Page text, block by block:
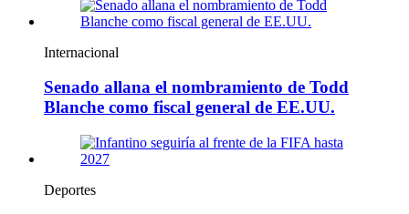
Internacional
Senado allana el nombramiento de Todd
Blanche como fiscal general de EE.UU.
Deportes